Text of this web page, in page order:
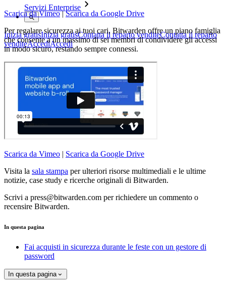
Servizi Enterprise
Inizia gratisInizia gratisContatta il reparto venditeContatta il reparto
venditeAccediAccedi
Scarica da Vimeo|Scarica da Google Drive
Per regalare sicurezza ai tuoi cari, Bitwarden offre un piano famiglia
che consente a un massimo di sei membri di condividere gli accessi
in modo sicuro, restando sempre connessi.
Scarica da Vimeo | Scarica da Google Drive
Visita la sala stampa per ulteriori risorse multimediali e le ultime
notizie, case study e ricerche originali di Bitwarden.
Scrivi a press@bitwarden.com per richiedere un commento o
recensire Bitwarden.
In questa pagina
Fai acquisti in sicurezza durante le feste con un gestore di
password
In questa pagina